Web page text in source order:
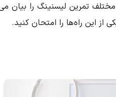
مختلف تمرین لیسنینگ را بیان
از این راه‌ها را امتحان کنید.